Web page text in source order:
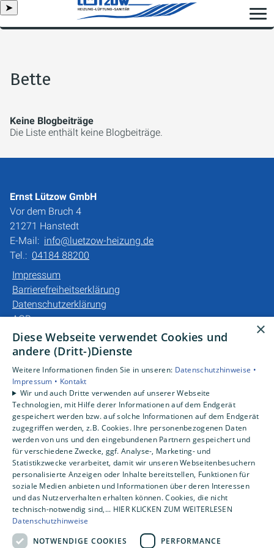
➤
Bette
Keine Blogbeiträge
Die Liste enthält keine Blogbeiträge.
Ernst Lützow GmbH
Vor dem Bruch 4
21271 Hanstedt
E-Mail: info@luetzow-heizung.de
Tel.: 04184 88200
Impressum
Barrierefreiheitserklärung
Datenschutzerklärung
AGB
Unsere Bereiche
Gewerbekunden
Karriere
Unternehmen
Kontakt
×
Diese Webseite verwendet Cookies und
andere (Dritt-)Dienste
Weitere Informationen finden Sie in unseren: Datenschutzhinweise •
Impressum • Kontakt
Wir und auch Dritte verwenden auf unserer Webseite
Technologien, mit Hilfe derer Informationen auf dem Endgerät
gespeichert werden bzw. auf solche Informationen auf dem Endgerät
zugegriffen werden, z.B. Cookies. Ihre personenbezogenen Daten
werden von uns und den eingebundenen Partnern gespeichert und
für verschiedene Zwecke, ggf. Analyse-, Marketing- und
Statistikzwecke verarbeitet, damit wir unseren Webseitenbesuchern
personalisierte Anzeigen oder Inhalte bereitstellen, Funktionen für
soziale Medien anbieten und Informationen über deren Interessen
und das Nutzerverhalten erhalten können. Cookies, die nicht
technisch-notwendig sind,... HIER KLICKEN ZUM WEITERLESEN
Datenschutzhinweise
NOTWENDIGE COOKIES
PERFORMANCE